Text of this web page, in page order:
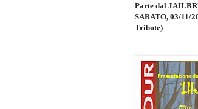
Parte dal
SABATO, 03/11/
Tribute)